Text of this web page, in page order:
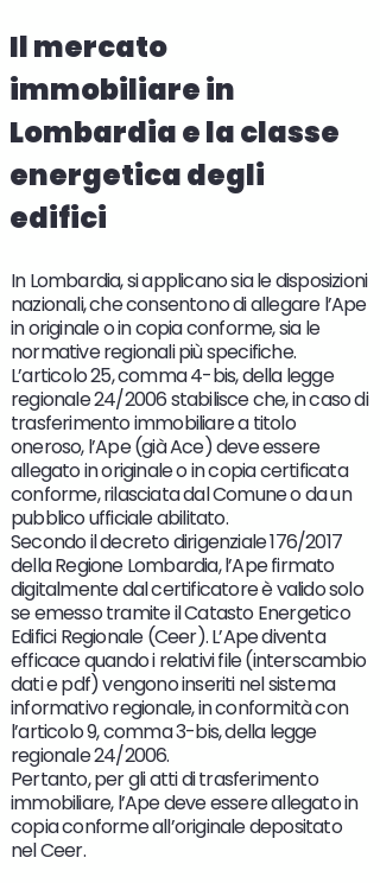
Il mercato
immobiliare in
Lombardia e la classe
energetica degli
edifici
In Lombardia, si applicano sia le disposizioni
nazionali, che consentono di allegare l’Ape
in originale o in copia conforme, sia le
normative regionali più specifiche.
L’articolo 25, comma 4-bis, della legge
regionale 24/2006 stabilisce che, in caso di
trasferimento immobiliare a titolo
oneroso, l’Ape (già Ace) deve essere
allegato in originale o in copia certificata
conforme, rilasciata dal Comune o da un
pubblico ufficiale abilitato.
Secondo il decreto dirigenziale 176/2017
della Regione Lombardia, l’Ape firmato
digitalmente dal certificatore è valido solo
se emesso tramite il Catasto Energetico
Edifici Regionale (Ceer). L’Ape diventa
efficace quando i relativi file (interscambio
dati e pdf) vengono inseriti nel sistema
informativo regionale, in conformità con
l’articolo 9, comma 3-bis, della legge
regionale 24/2006.
Pertanto, per gli atti di trasferimento
immobiliare, l’Ape deve essere allegato in
copia conforme all’originale depositato
nel Ceer.